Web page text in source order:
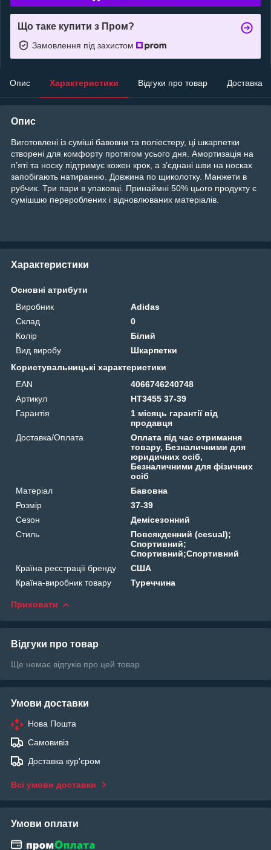
Що таке купити з Пром?
Замовлення під захистом
Опис Характеристики Відгуки про товар Доставка
Опис
Виготовлені із суміші бавовни та поліестеру, ці шкарпетки
створені для комфорту протягом усього дня. Амортизація на
п’яті та носку підтримує кожен крок, а з’єднані шви на носках
запобігають натиранню. Довжина по щиколотку. Манжети в
рубчик. Три пари в упаковці. Принаймні 50% цього продукту є
сумішшю перероблених і відновлюваних матеріалів.
Характеристики
Основні атрибути
Виробник
Adidas
Склад
0
Колір
Білий
Вид виробу
Шкарпетки
Користувальницькі характеристики
EAN
4066746240748
Артикул
HT3455 37-39
Гарантія
1 місяць гарантії від
продавця
Доставка/Оплата
Оплата під час отримання
товару, Безналичними для
юридичних осіб,
Безналичними для фізичних
осіб
Матеріал
Бавовна
Розмір
37-39
Сезон
Демісезонний
Стиль
Повсякденний (cesual);
Спортивний;
Спортивний;Спортивний
Країна реєстрації бренду
США
Країна-виробник товару
Туреччина
Приховати
Відгуки про товар
Ще немає відгуків про цей товар
Умови доставки
Нова Пошта
Самовивіз
Доставка кур'єром
Всі умови доставки
Умови оплати